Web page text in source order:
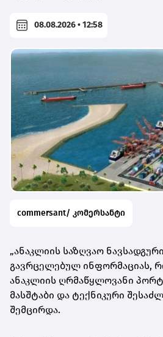
08.08.2026 • 12:58
commersant/ კომერსანტი
„ანაკლიის საზღვაო
გავრცელებულ ინფორმაციას,
ანაკლიის ღრმაწყლოვანი
მასშტაბი და ტექნიკური
შემცირდა.